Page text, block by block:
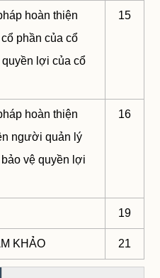
hoàn thiện
phần của cổ
lợi của cổ
15
hoàn thiện
người quản lý
vệ quyền lợi
16
19
KHẢO 21